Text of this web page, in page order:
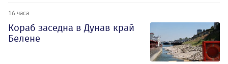
16 часа
Кораб заседна в Дунав край
Белене